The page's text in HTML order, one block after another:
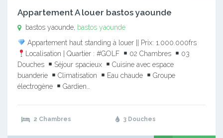
Appartement A louer bastos yaounde
bastos yaounde, bastos yaounde
Appartement haut standing à louer || Prix: 1.000.000frs
Localisation | Quartier : #GOLF
02 Chambres
03
Douches
Séjour spacieux
Cuisine avec espace
buanderie
Climatisation Eau chaude
Groupe
électrogène
Gardien…
2 Chambres 3 Douches